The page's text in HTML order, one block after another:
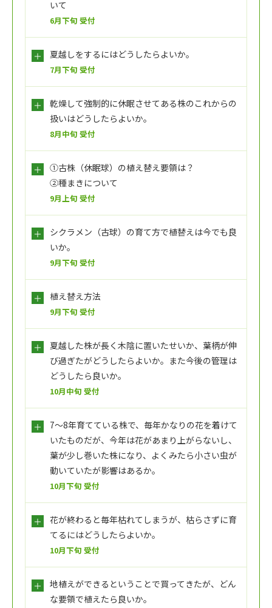
いて
6月下旬 受付
夏越しをするにはどうしたらよいか。
7月下旬 受付
乾燥して強制的に休眠させてある株のこれからの
扱いはどうしたらよいか。
8月中旬 受付
①古株（休眠球）の植え替え要領は？
②種まきについて
9月上旬 受付
シクラメン（古球）の育て方で植替えは今でも良
いか。
9月下旬 受付
植え替え方法
9月下旬 受付
夏越した株が長く木陰に置いたせいか、葉柄が伸
び過ぎたがどうしたらよいか。また今後の管理は
どうしたら良いか。
10月中旬 受付
7～8年育てている株で、毎年かなりの花を着けて
いたものだが、今年は花があまり上がらないし、
葉が少し巻いた株になり、よくみたら小さい虫が
動いていたが影響はあるか。
10月下旬 受付
花が終わると毎年枯れてしまうが、枯らさずに育
てるにはどうしたらよいか。
10月下旬 受付
地植えができるということで買ってきたが、どん
な要領で植えたら良いか。